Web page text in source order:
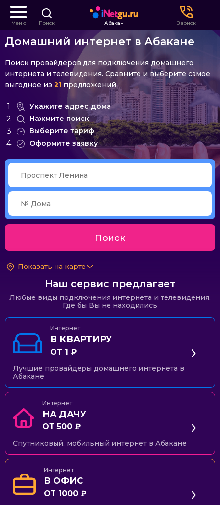
Меню Поиск Абакан Звонок
Домашний интернет в Абакане
Поиск провайдеров для подключения домашнего
интернета и телевидения. Сравните и выберите самое
выгодное из 21 предложений
1 Укажите адрес дома
2 Нажмите поиск
3 Выберите тариф
4 Оформите заявку
Поиск
Показать на карте
Наш сервис предлагает
Любые виды подключения интернета и телевидения.
Где бы Вы не находились
Интернет
В КВАРТИРУ
ОТ 1 ₽
Лучшие провайдеры домашнего интернета в
Абакане
Интернет
НА ДАЧУ
ОТ 500 ₽
Спутниковый, мобильный интернет в Абакане
Интернет
В ОФИС
ОТ 1000 ₽